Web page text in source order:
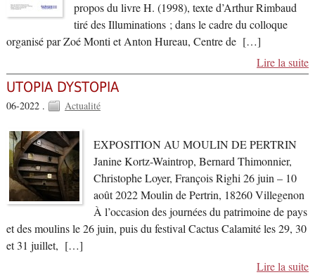
propos du livre H. (1998), texte d’Arthur Rimbaud
tiré des Illuminations ; dans le cadre du colloque
organisé par Zoé Monti et Anton Hureau, Centre de […]
Lire la suite
UTOPIA DYSTOPIA
06-2022 . Actualité
EXPOSITION AU MOULIN DE PERTRIN
Janine Kortz-Waintrop, Bernard Thimonnier,
Christophe Loyer, François Righi 26 juin – 10
août 2022 Moulin de Pertrin, 18260 Villegenon
À l’occasion des journées du patrimoine de pays
et des moulins le 26 juin, puis du festival Cactus Calamité les 29, 30
et 31 juillet, […]
Lire la suite